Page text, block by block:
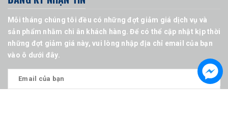
Mỗi tháng chúng tôi đều có những đợt giảm giá dịch vụ và
sản phẩm nhằm chi ân khách hàng. Để có thể cập nhật kịp thời
những đợt giảm giá này, vui lòng nhập địa chỉ email của bạn
vào ô dưới đây.